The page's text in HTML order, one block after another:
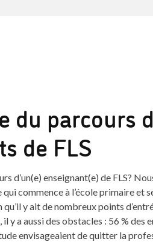
du parcours
de FLS
d’un(e) enseignant(e) de FLS?
commence à l’école primaire et
qu’il y ait de nombreux points
il y a aussi des obstacles : 56 % des
envisageaient de quitter la